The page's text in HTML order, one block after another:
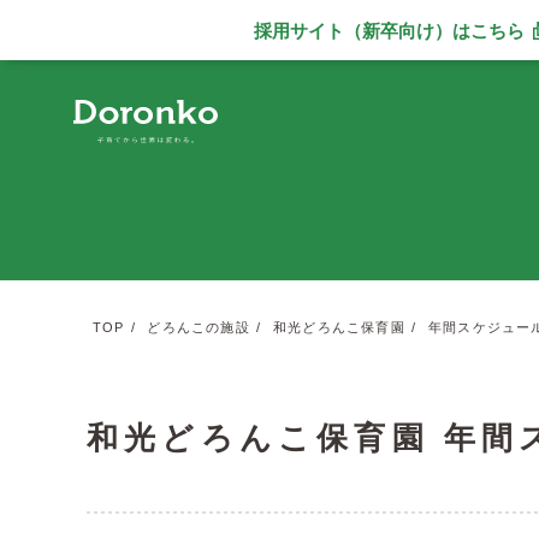
採用サイト（新卒向け） はこちら
別ウィンドウで
TOP どろんこの施設 和光どろんこ保育園 年間スケジュー
和光どろんこ保育園 年間